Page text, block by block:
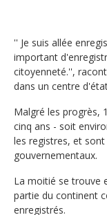
'' Je suis allée
important
citoyenneté.'',
dans un centre
Malgré les progrès,
cinq ans - soit
les registres, et
gouvernementaux.
La moitié se trouve
partie du continent
enregistrés.